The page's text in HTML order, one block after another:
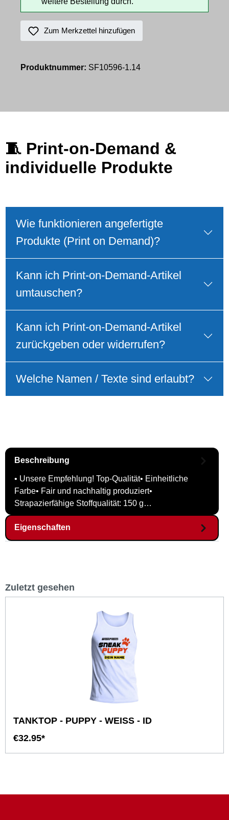
Zum Merkzettel hinzufügen
Produktnummer: SF10596-1.14
🧵 Print‑on‑Demand &
individuelle Produkte
Wie funktionieren angefertigte
Produkte (Print on Demand)?
Kann ich Print‑on‑Demand‑Artikel
umtauschen?
Kann ich Print‑on‑Demand‑Artikel
zurückgeben oder widerrufen?
Welche Namen / Texte sind erlaubt?
Beschreibung
• Unsere Empfehlung! Top-Qualität• Einheitliche
Farbe• Fair und nachhaltig produziert•
Strapazierfähige Stoffqualität: 150 g…
Eigenschaften
Zuletzt gesehen
TANKTOP - PUPPY - WEISS - ID
€32.95*